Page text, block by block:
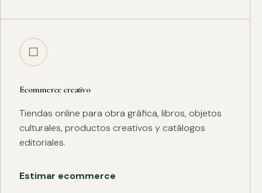
□
Ecommerce creativo
Tiendas online para obra gráfica, libros, objetos
culturales, productos creativos y catálogos
editoriales.
Estimar ecommerce